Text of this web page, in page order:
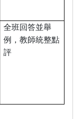
全班回答並舉
例，教師統整點
評